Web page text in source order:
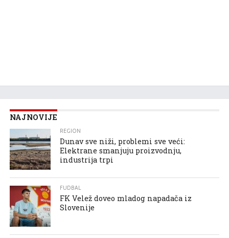
NAJNOVIJE
REGION
Dunav sve niži, problemi sve veći:
Elektrane smanjuju proizvodnju,
industrija trpi
FUDBAL
FK Velež doveo mladog napadača iz
Slovenije